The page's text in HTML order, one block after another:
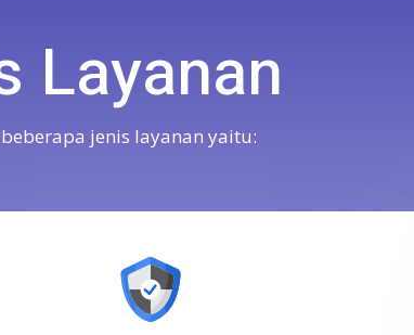
Layanan
jenis layanan yaitu: